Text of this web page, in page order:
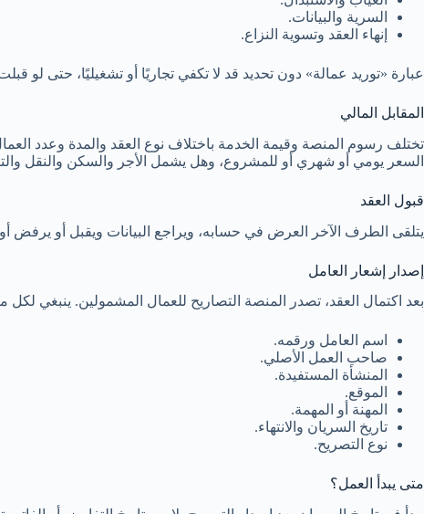
السرية والبيانات.
إنهاء العقد وتسوية النزاع.
عبارة «توريد عمالة» دون تحديد قد لا تكفي تجاريًا أو تشغيليًا، حتى لو
المقابل المالي
تختلف رسوم المنصة وقيمة الخدمة باختلاف نوع العقد والمدة وعدد
السعر يومي أو شهري أو للمشروع، وهل يشمل الأجر والسكن والنقل
قبول العقد
يتلقى الطرف الآخر العرض في حسابه، ويراجع البيانات ويقبل أو يرفض
إصدار إشعار العامل
بعد اكتمال العقد، تصدر المنصة التصاريح للعمال المشمولين. ينبغي
اسم العامل ورقمه.
صاحب العمل الأصلي.
المنشأة المستفيدة.
الموقع.
المهنة أو المهمة.
تاريخ السريان والانتهاء.
نوع التصريح.
متى يبدأ العمل؟